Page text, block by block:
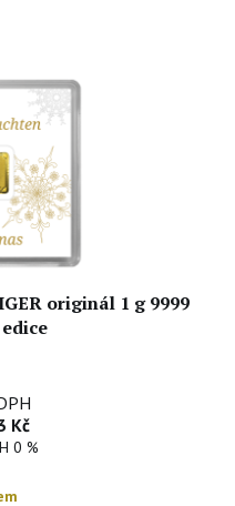
originál 1 g 9999
Kč
0 %